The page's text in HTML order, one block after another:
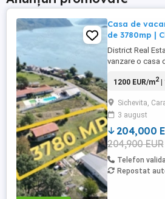
Casa de
de 3780mp |
District Real
vanzare o casa
Dunare intr-o
Pozitionata pe
cu un front
drumul national
1200 EUR/m2|
Sichevita,
3 august
204,000
204,900 EUR
Telefon
Repostat